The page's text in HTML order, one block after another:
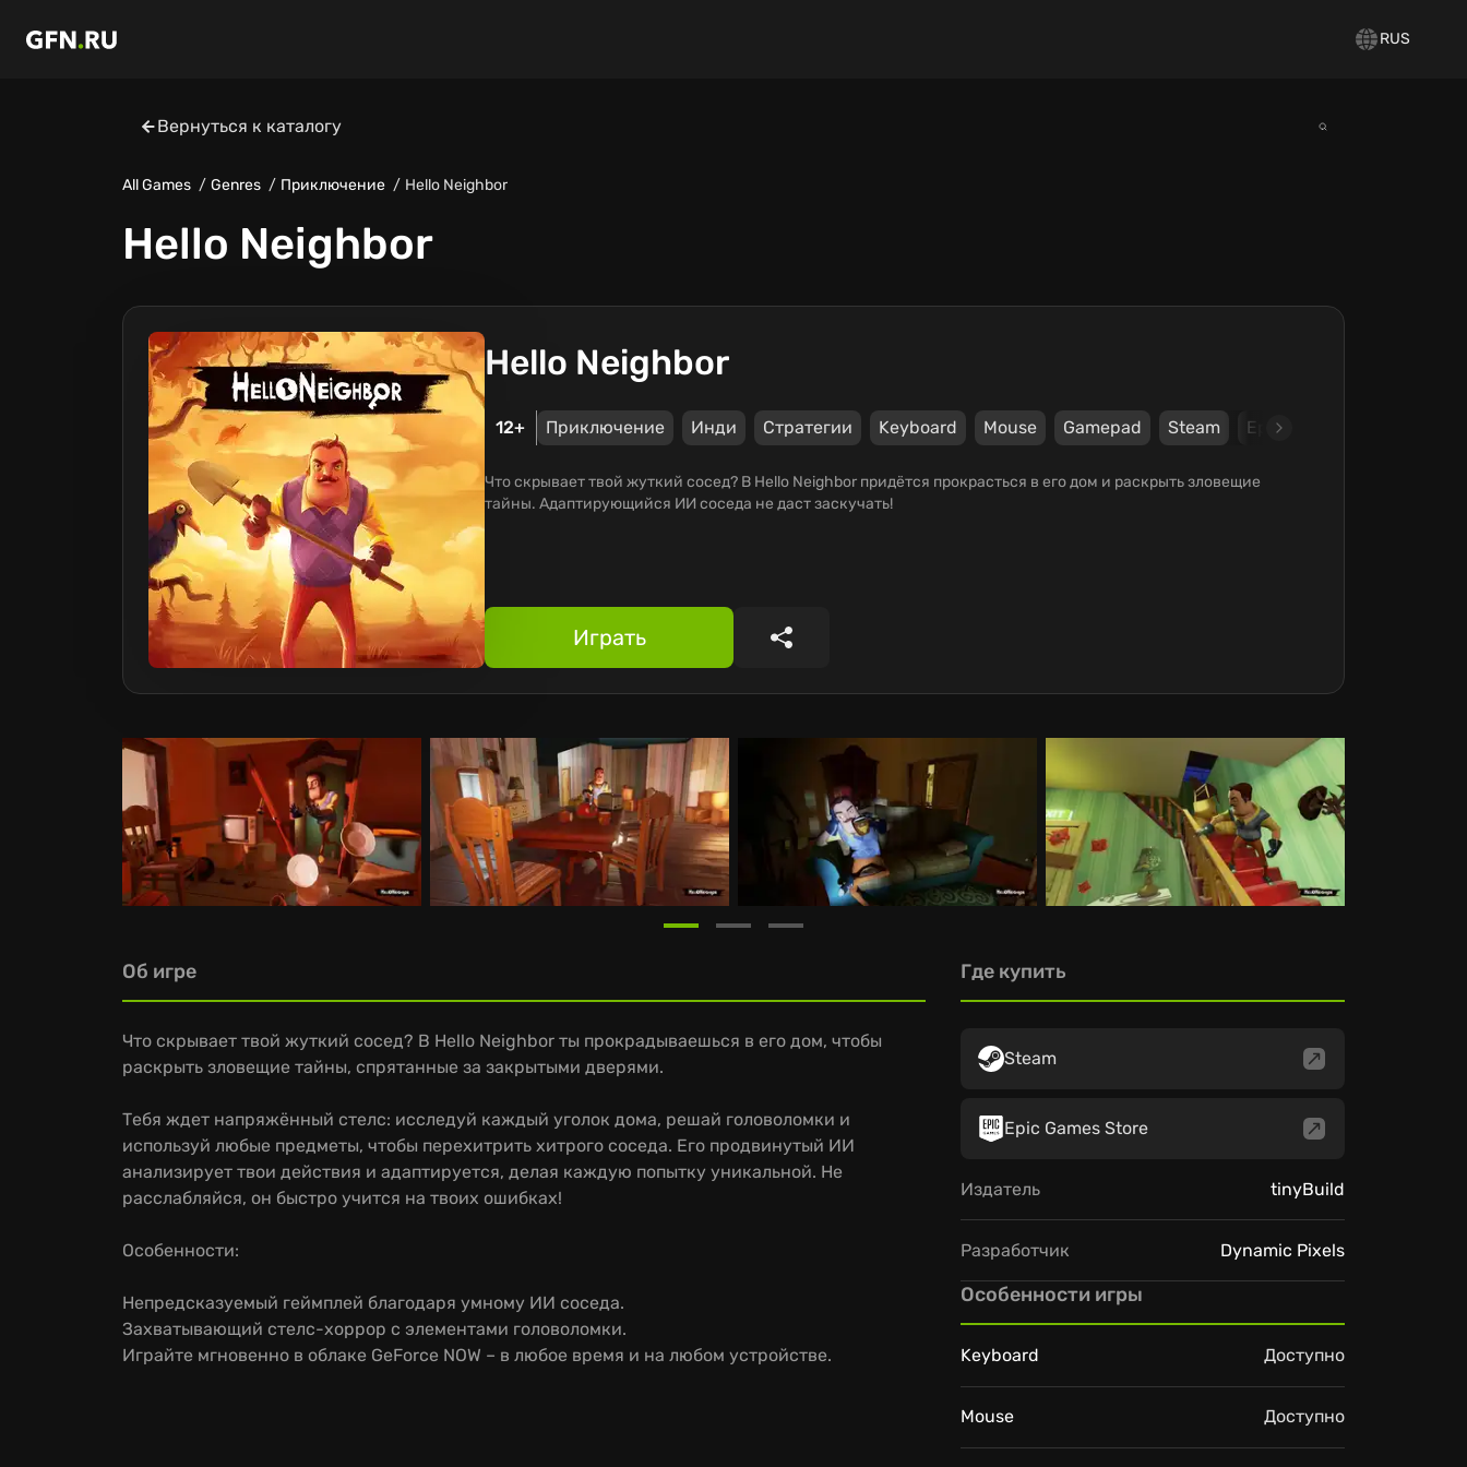
RUS
Вернуться к каталогу
All Games Genres Приключение Hello Neighbor
Hello Neighbor
Hello Neighbor
12+ Приключение Инди Стратегии Keyboard Mouse Gamepad Steam Epic Games Store
Что скрывает твой жуткий сосед? В Hello Neighbor придётся прокрасться в его дом и раскрыть зловещие
тайны. Адаптирующийся ИИ соседа не даст заскучать!
Играть Поделиться
Об игре
Что скрывает твой жуткий сосед? В Hello Neighbor ты прокрадываешься в его дом, чтобы
раскрыть зловещие тайны, спрятанные за закрытыми дверями.
Тебя ждет напряжённый стелс: исследуй каждый уголок дома, решай головоломки и
используй любые предметы, чтобы перехитрить хитрого соседа. Его продвинутый ИИ
анализирует твои действия и адаптируется, делая каждую попытку уникальной. Не
расслабляйся, он быстро учится на твоих ошибках!
Особенности:
Непредсказуемый геймплей благодаря умному ИИ соседа.
Захватывающий стелс-хоррор с элементами головоломки.
Играйте мгновенно в облаке GeForce NOW – в любое время и на любом устройстве.
Где купить
Steam
Epic Games Store
Издатель tinyBuild
Разработчик Dynamic Pixels
Особенности игры
Keyboard Доступно
Mouse Доступно